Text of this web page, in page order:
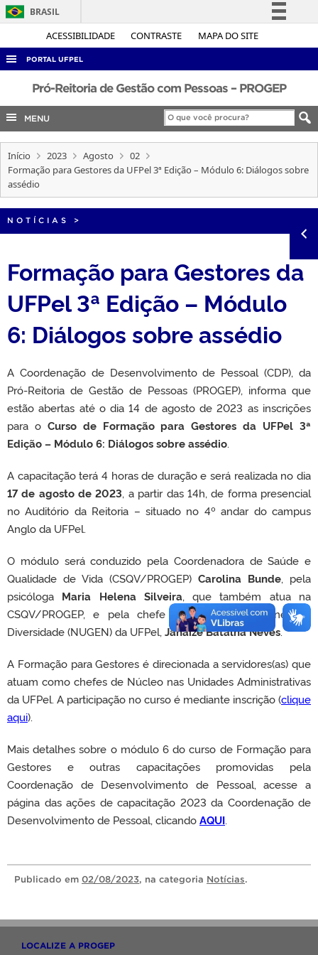
ACESSIBILIDADE CONTRASTE MAPA DO SITE
BRASIL
Simplifique!
Legislação
Canais
PORTAL UFPEL
ACESSO À INFORMAÇÃO
AUDITORIA
COBALTO
CONCURSOS
EDITAIS
TELEFONES
Pró-Reitoria de Gestão com Pessoas – PROGEP
MENU
Início 2023 Agosto
02
Formação para Gestores da UFPel 3ª Edição – Módulo 6: Diálogos sobre
assédio
NOTÍCIAS >
Formação para Gestores da
UFPel 3ª Edição – Módulo
6: Diálogos sobre assédio
A Coordenação de Desenvolvimento de Pessoal (CDP), da
Pró-Reitoria de Gestão de Pessoas (PROGEP), informa que
estão abertas até o dia 14 de agosto de 2023 as inscrições
para o Curso de Formação para Gestores da UFPel 3ª
Edição – Módulo 6: Diálogos sobre assédio.
A capacitação terá 4 horas de duração e será realizada no dia
17 de agosto de 2023, a partir das 14h, de forma presencial
no Auditório da Reitoria – situado no 4º andar do campus
Anglo da UFPel.
O módulo será conduzido pela Coordenadora de Saúde e
Qualidade de Vida (CSQV/PROGEP) Carolina Bunde, pela
psicóloga Maria Helena Silveira, que também atua na
CSQV/PROGEP, e pela chefe do Núcleo de Gênero e
Diversidade (NUGEN) da UFPel, Janaize Batalha Neves.
A Formação para Gestores é direcionada a servidores(as) que
atuam como chefes de Núcleo nas Unidades Administrativas
da UFPel. A participação no curso é mediante inscrição (clique
aqui).
Mais detalhes sobre o módulo 6 do curso de Formação para
Gestores e outras capacitações promovidas pela
Coordenação de Desenvolvimento de Pessoal, acesse a
página das ações de capacitação 2023 da Coordenação de
Desenvolvimento de Pessoal, clicandoAQUI.
Publicado em 02/08/2023, na categoria Notícias.
LOCALIZE A PROGEP